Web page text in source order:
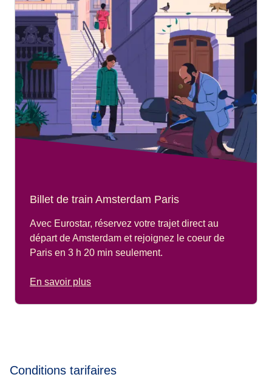
Billet de train Amsterdam Paris
Avec Eurostar, réservez votre trajet direct au
départ de Amsterdam et rejoignez le coeur de
Paris en 3 h 20 min seulement.
En savoir plus
Conditions tarifaires